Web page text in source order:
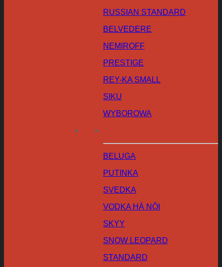
RUSSIAN STANDARD
BELVEDERE
NEMIROFF
PRESTIGE
REY-KA SMALL
SIKU
WYBOROWA
BELUGA
PUTINKA
SVEDKA
VODKA HÀ NỘI
SKYY
SNOW LEOPARD
STANDARD